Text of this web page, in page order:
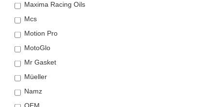
Maxima Racing Oils
Mcs
Motion Pro
MotoGlo
Mr Gasket
Müeller
Namz